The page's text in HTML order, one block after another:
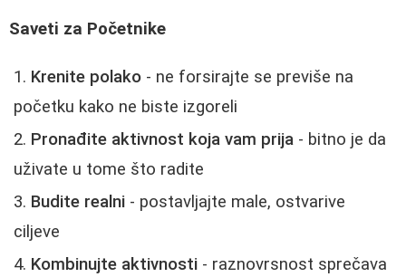
Saveti za Početnike
Krenite polako - ne forsirajte se previše na
početku kako ne biste izgoreli
Pronađite aktivnost koja vam prija - bitno je da
uživate u tome što radite
Budite realni - postavljajte male, ostvarive
ciljeve
Kombinujte aktivnosti - raznovrsnost sprečava